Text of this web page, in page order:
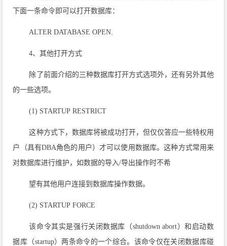
下面一条命令即可以打开数据库：
ALTER DATABASE OPEN.
4、其他打开方式
除了前面介绍的三种数据库打开方式选项外，还有另外其他
的一些选项。
(1) STARTUP RESTRICT
这种方式下，数据库将被成功打开，但仅仅答应一些特权用
户（具有DBA角色的用户）才可以使用数据库。这种方式常用来
对数据库进行维护，如数据的导入/导出操作时不希
望有其他用户连接到数据库操作数据。
(2) STARTUP FORCE
该命令其实是强行关闭数据库（shutdown abort）和启动数
据库（startup）两条命令的一个综合。该命令仅在关闭数据库碰